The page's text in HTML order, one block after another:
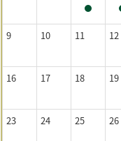
9 10 11 12
16 17 18 19
23 24 25 26